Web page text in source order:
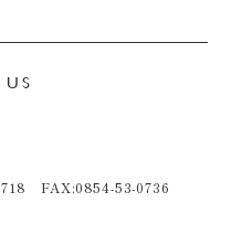
FAX:0854-53-0736